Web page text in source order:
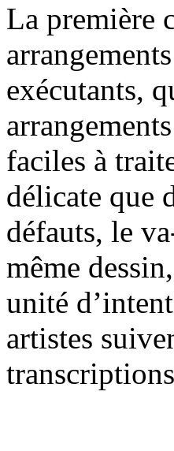
La première
exécutants,
faciles à
délicate que
défauts, le
même
unité
artistes